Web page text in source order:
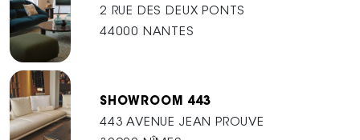
2 RUE DES DEUX PONTS
44000 NANTES
SHOWROOM 443
443 AVENUE JEAN PROUVE